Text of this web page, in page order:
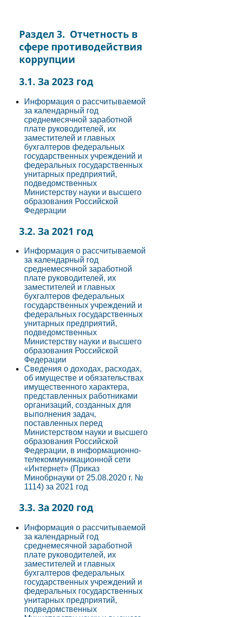
Раздел 3. Отчетность в
сфере противодействия
коррупции
3.1. За 2023 год
Информация о рассчитываемой
за календарный год
среднемесячной заработной
плате руководителей, их
заместителей и главных
бухгалтеров федеральных
государственных учреждений и
федеральных государственных
унитарных предприятий,
подведомственных
Министерству науки и высшего
образования Российской
Федерации
3.2. За 2021 год
Информация о рассчитываемой
за календарный год
среднемесячной заработной
плате руководителей, их
заместителей и главных
бухгалтеров федеральных
государственных учреждений и
федеральных государственных
унитарных предприятий,
подведомственных
Министерству науки и высшего
образования Российской
Федерации
Сведения о доходах, расходах,
об имуществе и обязательствах
имущественного характера,
представленных работниками
организаций, созданных для
выполнения задач,
поставленных перед
Министерством науки и высшего
образования Российской
Федерации, в информационно-
телекоммуникационной сети
«Интернет» (Приказ
Минобрнауки от 25.08.2020 г. №
1114) за 2021 год
3.3. За 2020 год
Информация о рассчитываемой
за календарный год
среднемесячной заработной
плате руководителей, их
заместителей и главных
бухгалтеров федеральных
государственных учреждений и
федеральных государственных
унитарных предприятий,
подведомственных